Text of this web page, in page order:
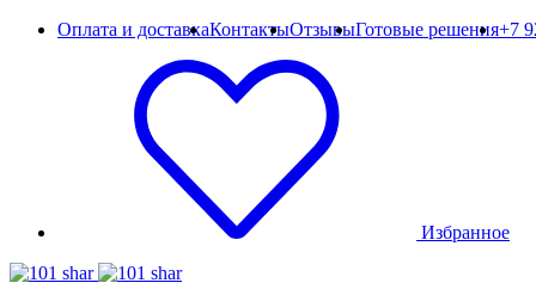
Оплата и доставкаКонтактыОтзывыГотовые решения+7
Избранное